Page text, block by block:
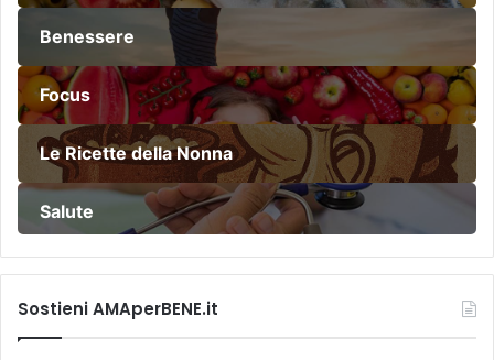
Benessere
Focus
Le Ricette della Nonna
Salute
Sostieni AMAperBENE.it